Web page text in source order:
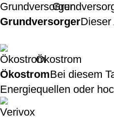
GrundversorgerDieser
Ökostrom
ÖkostromBei diesem
Energiequellen oder